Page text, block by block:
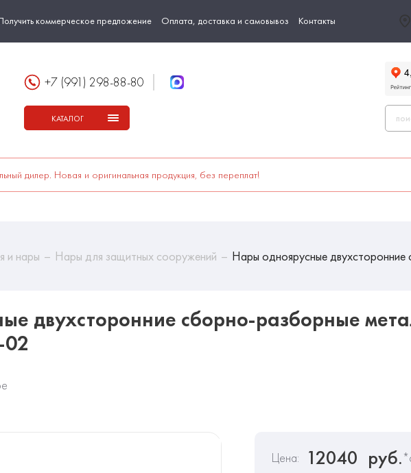
коммерческое предложение Оплата, доставка и самовывоз Контакты
+7 (991) 298-88-80
КАТАЛОГ
дилер. Новая и оригинальная продукция, без переплат!
и нары Нары для защитных сооружений Нары одноярусные
двухсторонние сборно-разборные
Цена: 12040 руб.